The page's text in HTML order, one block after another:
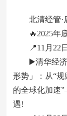
北清经管·
🔥2025年底
📍11月22日
▶️清华经济
形势」：从“
的全球化加速
遇!